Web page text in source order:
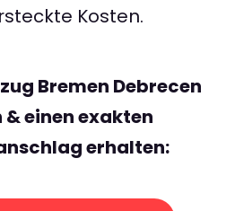
Kosten.
Bremen Debrecen
einen exakten
erhalten: